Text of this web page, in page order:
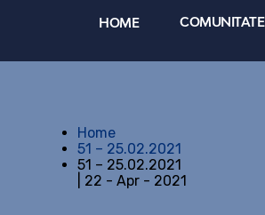
HOME COMUNITATE
Home
51 – 25.02.2021
51 – 25.02.2021
| 22 - Apr - 2021